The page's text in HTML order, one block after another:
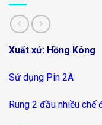
Xuất xứ: Hồng Kông
Sử dụng Pin 2A
Rung 2 đầu nhiều